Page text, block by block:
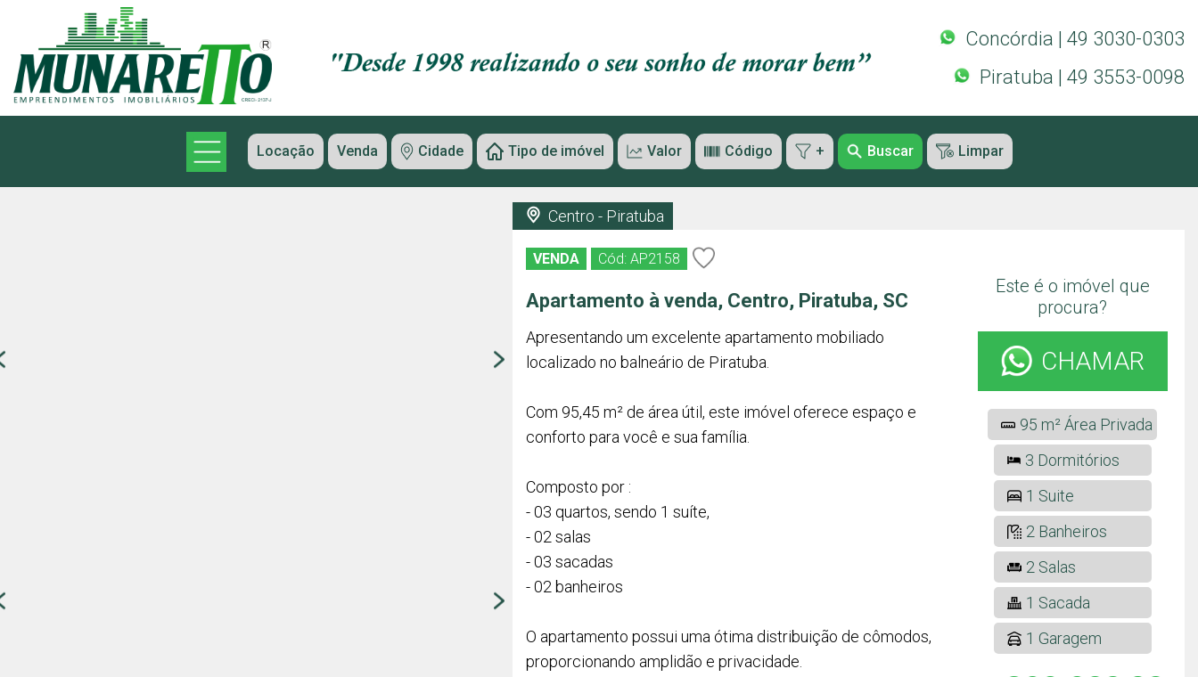
Concórdia | 49 3030-0303
Piratuba | 49 3553-0098
Locação Venda Cidade Tipo de imóvel Valor Código + Buscar Limpar
Centro - Piratuba
VENDA Cód: AP2158
Apartamento à venda, Centro, Piratuba, SC
Apresentando um excelente apartamento mobiliado
localizado no balneário de Piratuba.
Com 95,45 m² de área útil, este imóvel oferece espaço e
conforto para você e sua família.
Composto por :
- 03 quartos, sendo 1 suíte,
- 02 salas
- 03 sacadas
- 02 banheiros
O apartamento possui uma ótima distribuição de cômodos,
proporcionando amplidão e privacidade.
Este é o imóvel que
procura?
CHAMAR
95 m² Área Privada
3 Dormitórios
1 Suite
2 Banheiros
2 Salas
1 Sacada
1 Garagem